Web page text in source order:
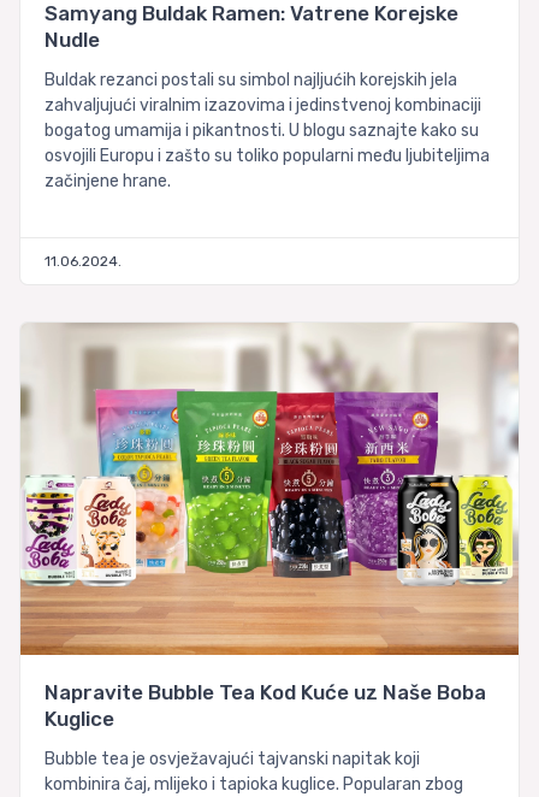
Samyang Buldak Ramen: Vatrene Korejske
Nudle
Buldak rezanci postali su simbol najljućih korejskih jela
zahvaljujući viralnim izazovima i jedinstvenoj kombinaciji
bogatog umamija i pikantnosti. U blogu saznajte kako su
osvojili Europu i zašto su toliko popularni među ljubiteljima
začinjene hrane.
11.06.2024.
Napravite Bubble Tea Kod Kuće uz Naše Boba
Kuglice
Bubble tea je osvježavajući tajvanski napitak koji
kombinira čaj, mlijeko i tapioka kuglice. Popularan zbog